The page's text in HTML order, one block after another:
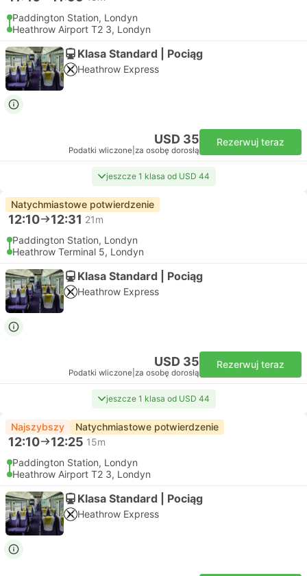
Paddington Station, Londyn
Heathrow Airport T2 3, Londyn
Klasa Standard | Pociąg
Heathrow Express
USD 35
Podatki wliczone za osobę dorosłą
Rezerwuj teraz
jeszcze 1 klasa od USD 44
Natychmiastowe potwierdzenie
12:10 12:31 21m
Paddington Station, Londyn
Heathrow Terminal 5, Londyn
Klasa Standard | Pociąg
Heathrow Express
USD 35
Podatki wliczone za osobę dorosłą
Rezerwuj teraz
jeszcze 1 klasa od USD 44
Najszybszy Natychmiastowe potwierdzenie
12:10 12:25 15m
Paddington Station, Londyn
Heathrow Airport T2 3, Londyn
Klasa Standard | Pociąg
Heathrow Express